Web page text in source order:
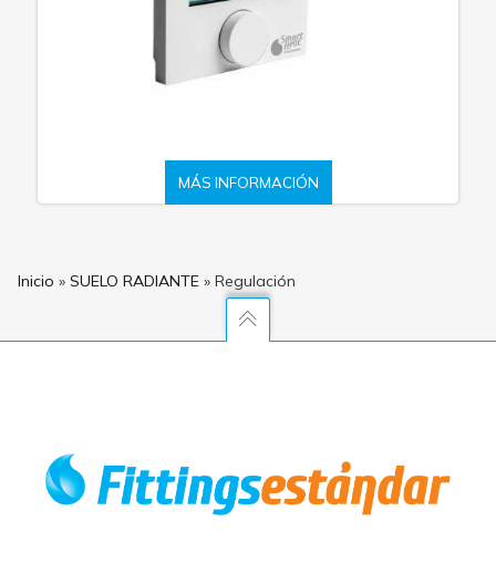
MÁS INFORMACIÓN
Inicio » SUELO RADIANTE » Regulación